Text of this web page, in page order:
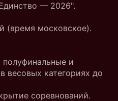
— 2026".
(время московское).
и
весовых категориях до
соревнований.